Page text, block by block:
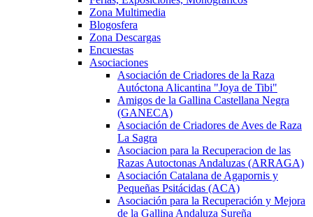
Zona Multimedia
Blogosfera
Zona Descargas
Encuestas
Asociaciones
Asociación de Criadores de la Raza
Autóctona Alicantina "Joya de Tibi"
Amigos de la Gallina Castellana Negra
(GANECA)
Asociación de Criadores de Aves de Raza
La Sagra
Asociacion para la Recuperacion de las
Razas Autoctonas Andaluzas (ARRAGA)
Asociación Catalana de Agapornis y
Pequeñas Psitácidas (ACA)
Asociación para la Recuperación y Mejora
de la Gallina Andaluza Sureña